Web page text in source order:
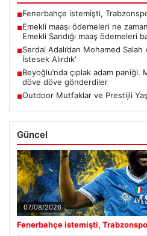
■Fenerbahçe istemişti,
■Emekli maaşı ödemeleri ne
Emekli Sandığı maaş ödemeleri
■Serdal Adalı’dan Mohamed Salah
İstesek Alırdık’
■Beyoğlu’nda çıplak adam
döve döve gönderdiler
■Outdoor Mutfaklar ve Prestijli
Güncel
07/08/2026
Fenerbahçe istemişti,